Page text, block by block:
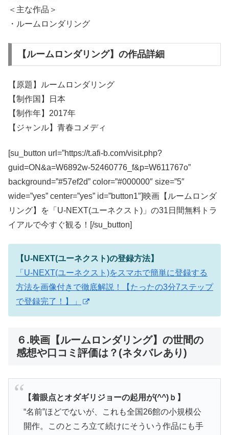
＜主な作品＞
・ルームロンダリング
【ルームロンダリング】の作品詳細
【原題】ルームロンダリング
【制作国】日本
【制作年】2017年
【ジャンル】青春コメディ
[su_button url=”https://t.afi-b.com/visit.php?
guid=ON&a=W6892w-52460776_f&p=W611767o”
background=”#57ef2d” color=”#000000″ size=”5″
wide=”yes” center=”yes” id=”button1″]映画【ルームロンダ
リング】を「U-NEXT(ユーネクスト)」の31日間無料トラ
イアルで今すぐ観る！[/su_button]
【U-NEXT(ユーネクスト)の登録方法】
「U-NEXT(ユーネクスト)をスマホで簡単に登録する
方法を画像付きで徹底解説！【たったの3分7ステップ
で登録完了！】」
６.映画【ルームロンダリング】の世間の
感想や口コミ評価は？(ネタバレあり)
【着眼点とオダギリジョーの起用が(^^)ｂ】
“名前”ほどでないが、これも全国26館の小規模公
開作。このところ立て続けにそういう作品にも手